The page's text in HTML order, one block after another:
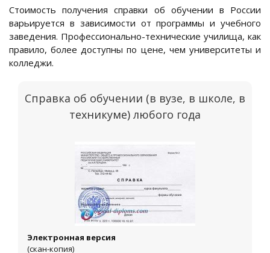
Стоимость получения справки об обучении в России
варьируется в зависимости от программы и учебного
заведения. Профессионально-технические училища, как
правило, более доступны по цене, чем университеты и
колледжи.
Справка об обучении (в вузе, в школе, в
техникуме) любого года
Электронная версия
(скан-копия)